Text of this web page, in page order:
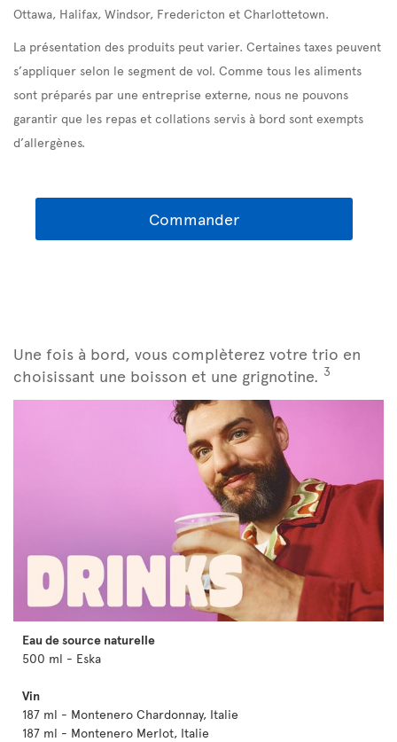
Ottawa, Halifax, Windsor, Fredericton et Charlottetown.
La présentation des produits peut varier. Certaines taxes peuvent
s’appliquer selon le segment de vol. Comme tous les aliments
sont préparés par une entreprise externe, nous ne pouvons
garantir que les repas et collations servis à bord sont exempts
d’allergènes.
Commander
Une fois à bord, vous complèterez votre trio en
choisissant une boisson et une grignotine. 3
Eau de source naturelle
500 ml - Eska
Vin
187 ml - Montenero Chardonnay, Italie
187 ml - Montenero Merlot, Italie